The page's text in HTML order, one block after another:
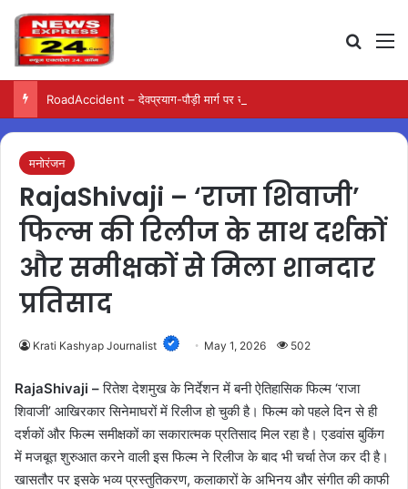
मनोरंजन
RajaShivaji – ‘राजा शिवाजी’
फिल्म की रिलीज के साथ दर्शकों
और समीक्षकों से मिला शानदार
प्रतिसाद
Krati Kashyap Journalist May 1, 2026 502
RajaShivaji –रितेश देशमुख के निर्देशन में बनी ऐतिहासिक फिल्म ‘राजा
शिवाजी’ आखिरकार सिनेमाघरों में रिलीज हो चुकी है। फिल्म को पहले दिन से ही
दर्शकों और फिल्म समीक्षकों का सकारात्मक प्रतिसाद मिल रहा है। एडवांस बुकिंग
में मजबूत शुरुआत करने वाली इस फिल्म ने रिलीज के बाद भी चर्चा तेज कर दी है।
खासतौर पर इसके भव्य प्रस्तुतिकरण, कलाकारों के अभिनय और संगीत की काफी